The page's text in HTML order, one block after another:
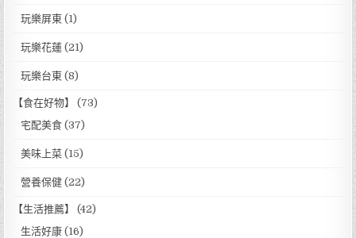
玩樂屏東 (1)
玩樂花蓮 (21)
玩樂台東 (8)
【食在好物】
(73)
宅配美食 (37)
美味上菜 (15)
營養保健 (22)
【生活推薦】
(42)
生活好康 (16)